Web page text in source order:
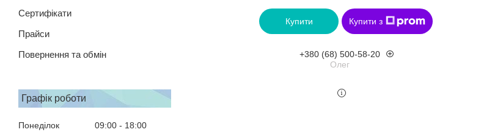
Сертифікати
Прайси
Повернення та обмін
Графік роботи
Понеділок 09:00
18:00
Купити Купити з
+380 (68) 500-58-20
Олег